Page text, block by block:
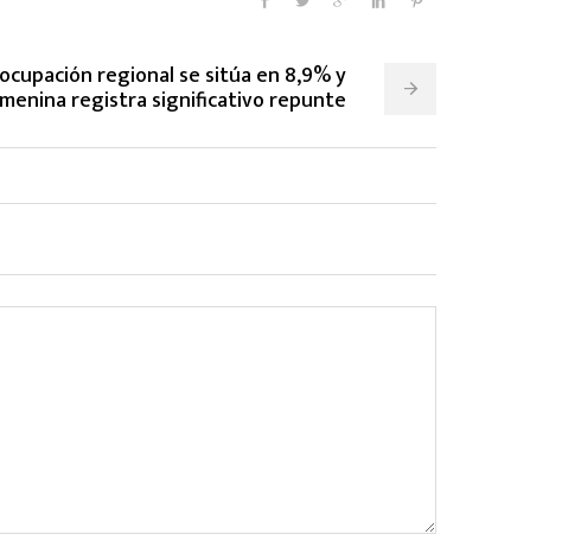
regional se sitúa en 8,9% y
registra significativo repunte